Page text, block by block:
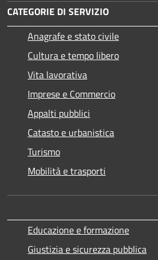
CATEGORIE DI SERVIZIO
Anagrafe e stato civile
Cultura e tempo libero
Vita lavorativa
Imprese e Commercio
Appalti pubblici
Catasto e urbanistica
Turismo
Mobilità e trasporti
Educazione e formazione
Giustizia e sicurezza pubblica